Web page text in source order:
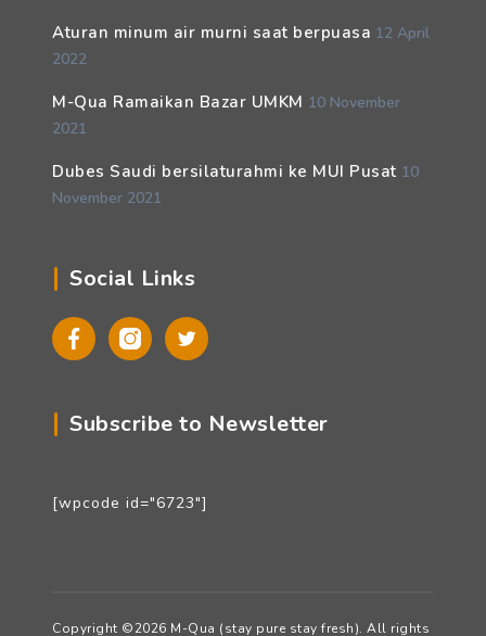
Aturan minum air murni saat berpuasa 12 April
2022
M-Qua Ramaikan Bazar UMKM 10 November
2021
Dubes Saudi bersilaturahmi ke MUI Pusat 10
November 2021
Social Links
FacebookInstagramTwitter
Subscribe to Newsletter
[wpcode id="6723"]
Copyright ©2026 M-Qua (stay pure stay fresh). All rights